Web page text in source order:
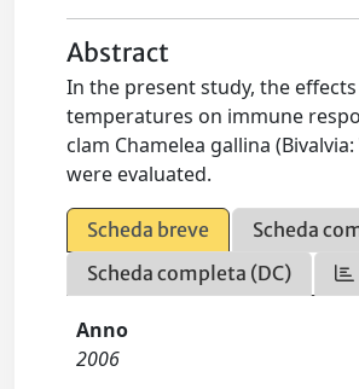
Abstract
In the present study, the
temperatures on immune
clam Chamelea gallina
were evaluated.
Scheda breve
Scheda
Scheda completa (DC)
Anno
2006